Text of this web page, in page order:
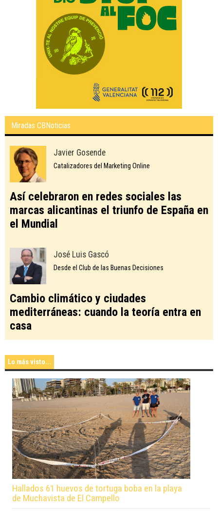
Miradas CBNoticias
Javier Gosende
Catalizadores del Marketing Online
Así celebraron en redes sociales las
marcas alicantinas el triunfo de España en
el Mundial
José Luis Gascó
Desde el Club de las Buenas Decisiones
Cambio climático y ciudades
mediterráneas: cuando la teoría entra en
casa
Lo más visto...
Hallados 61 huevos de tortuga boba en la playa
de Muchavista de El Campello